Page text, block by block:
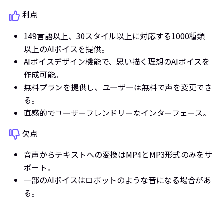
利点
149言語以上、30スタイル以上に対応する1000種類
以上のAIボイスを提供。
AIボイスデザイン機能で、思い描く理想のAIボイスを
作成可能。
無料プランを提供し、ユーザーは無料で声を変更でき
る。
直感的でユーザーフレンドリーなインターフェース。
欠点
音声からテキストへの変換はMP4とMP3形式のみをサ
ポート。
一部のAIボイスはロボットのような音になる場合があ
る。